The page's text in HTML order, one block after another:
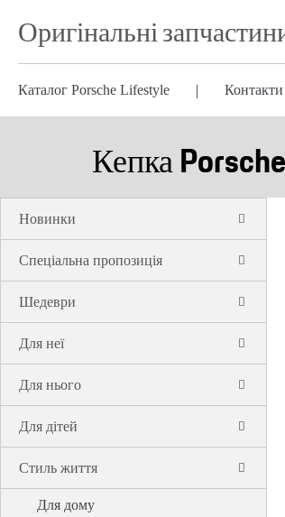
Оригінальні
Каталог Porsche Lifestyle Контакти
Кепка
Новинки
Спеціальна пропозиція
Шедеври
Для неї
Для нього
Для дітей
Стиль життя
Для дому